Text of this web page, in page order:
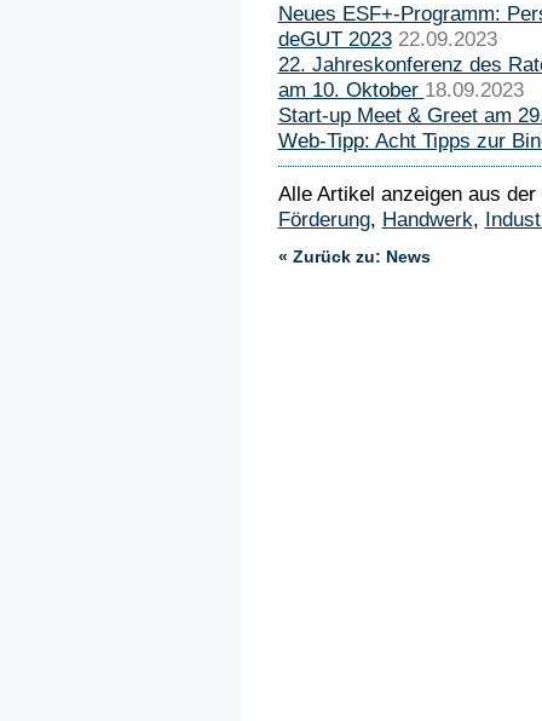
Neues ESF+-Programm:
deGUT 2023 22.09.2023
22. Jahreskonferenz des
am 10. Oktober 18.09.2023
Start-up Meet & Greet am
Web-Tipp: Acht Tipps zur
Alle Artikel anzeigen aus
Förderung, Handwerk,
« Zurück zu: News